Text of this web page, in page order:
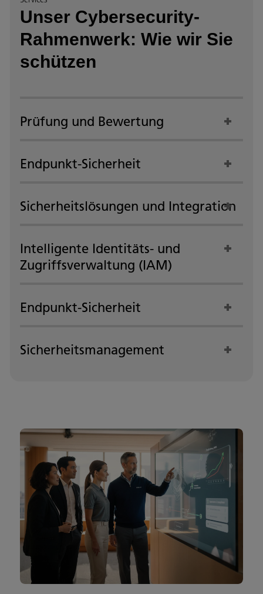
Unser Cybersecurity-
Rahmenwerk: Wie wir Sie
schützen
Prüfung und Bewertung
Endpunkt-Sicherheit
Sicherheitslösungen und Integration
Intelligente Identitäts- und
Zugriffsverwaltung (IAM)
Endpunkt-Sicherheit
Sicherheitsmanagement